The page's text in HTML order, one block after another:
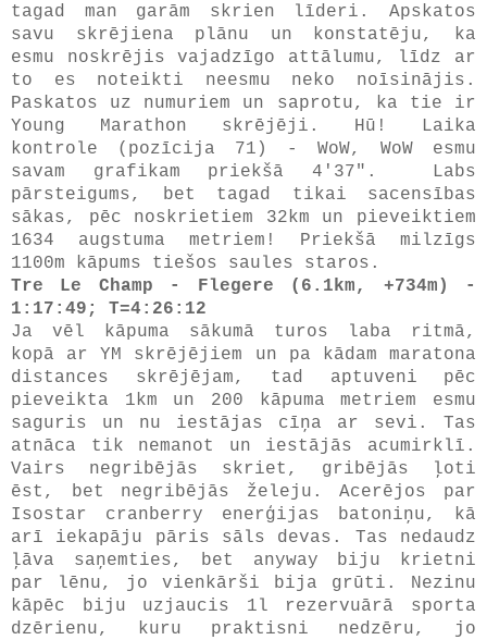
tagad man garām skrien līderi. Apskatos
savu skrējiena plānu un konstatēju, ka
esmu noskrējis vajadzīgo attālumu, līdz ar
to es noteikti neesmu neko noīsinājis.
Paskatos uz numuriem un saprotu, ka tie ir
Young Marathon skrējēji. Hū! Laika
kontrole (pozīcija 71) - WoW, WoW esmu
savam grafikam priekšā 4'37". Labs
pārsteigums, bet tagad tikai sacensības
sākas, pēc noskrietiem 32km un pieveiktiem
1634 augstuma metriem! Priekšā milzīgs
1100m kāpums tiešos saules staros.
Tre Le Champ - Flegere (6.1km, +734m) -
1:17:49; T=4:26:12
Ja vēl kāpuma sākumā turos laba ritmā,
kopā ar YM skrējējiem un pa kādam maratona
distances skrējējam, tad aptuveni pēc
pieveikta 1km un 200 kāpuma metriem esmu
saguris un nu iestājas cīņa ar sevi. Tas
atnāca tik nemanot un iestājās acumirklī.
Vairs negribējās skriet, gribējās ļoti
ēst, bet negribējās želeju. Acerējos par
Isostar cranberry enerģijas batoniņu, kā
arī iekapāju pāris sāls devas. Tas nedaudz
ļāva saņemties, bet anyway biju krietni
par lēnu, jo vienkārši bija grūti. Nezinu
kāpēc biju uzjaucis 1l rezervuārā sporta
dzērienu, kuru praktisni nedzēru, jo